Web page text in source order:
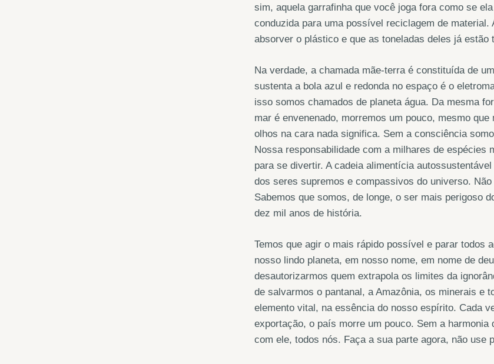
sim, aquela garrafinha que você joga fora como se
conduzida para uma possível reciclagem de
absorver o plástico e que as toneladas deles já
Na verdade, a chamada mãe-terra é constituída de
sustenta a bola azul e redonda no espaço é o
isso somos chamados de planeta água. Da mesma
mar é envenenado, morremos um pouco, mesmo
olhos na cara nada significa. Sem a consciência
Nossa responsabilidade com a milhares de espécies
para se divertir. A cadeia alimentícia
dos seres supremos e compassivos do universo.
Sabemos que somos, de longe, o ser mais perigoso
dez mil anos de história.
Temos que agir o mais rápido possível e parar todos
nosso lindo planeta, em nosso nome, em nome de
desautorizarmos quem extrapola os limites da
de salvarmos o pantanal, a Amazônia, os minerais e
elemento vital, na essência do nosso espírito. Cada
exportação, o país morre um pouco. Sem a
com ele, todos nós. Faça a sua parte agora, não use